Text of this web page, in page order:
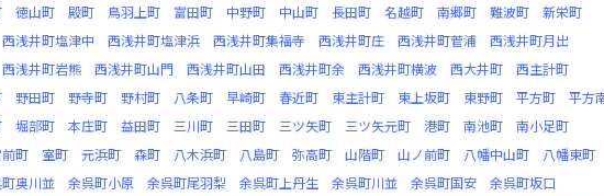
徳山町 殿町 鳥羽上町 富田町 中野町 中山町 長田町 名越町 南郷町 難波町
新栄町
西浅井町塩津中 西浅井町塩津浜 西浅井町集福寺 西浅井町庄 西浅井町菅浦
西浅井町月出
西浅井町岩熊 西浅井町山門 西浅井町山田 西浅井町余 西浅井町横波 西大井町
西主計町
野田町 野寺町 野村町 八条町 早崎町 春近町 東主計町 東上坂町 東野町 平方町
平方
堀部町 本庄町 益田町 三川町 三田町 三ツ矢町 三ツ矢元町 港町 南池町
南小足町
町 室町 元浜町 森町 八木浜町 八島町 弥高町 山階町 山ノ前町 八幡中山町
八幡東町
奥川並 余呉町小原 余呉町尾羽梨 余呉町上丹生 余呉町川並 余呉町国安
余呉町坂口